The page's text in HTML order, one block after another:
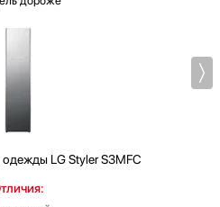
одежды LG Styler S3MFC